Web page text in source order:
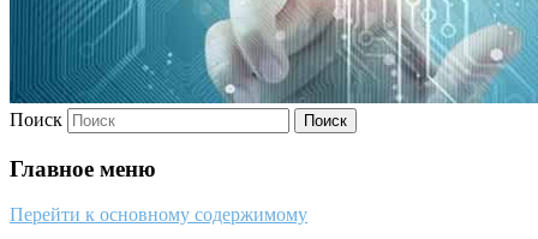
Поиск
Главное меню
Перейти к основному содержимому